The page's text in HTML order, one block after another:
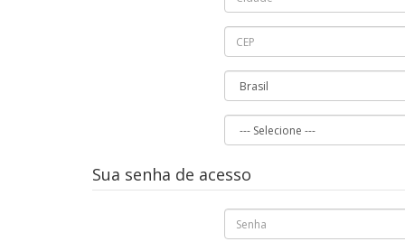
Sua senha de acesso